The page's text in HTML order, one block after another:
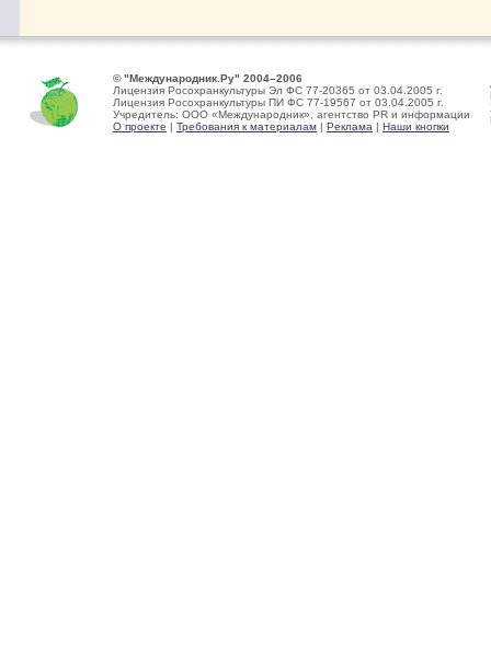
© "Международник.Ру" 2004–2006
Лицензия Росохранкультуры Эл ФС 77-20365 от 03.04.2005 г.
Лицензия Росохранкультуры ПИ ФС 77-19567 от 03.04.2005 г.
Учредитель: ООО «Международник», агентство PR и информации
О проекте | Требования к материалам | Реклама | Наши кнопки